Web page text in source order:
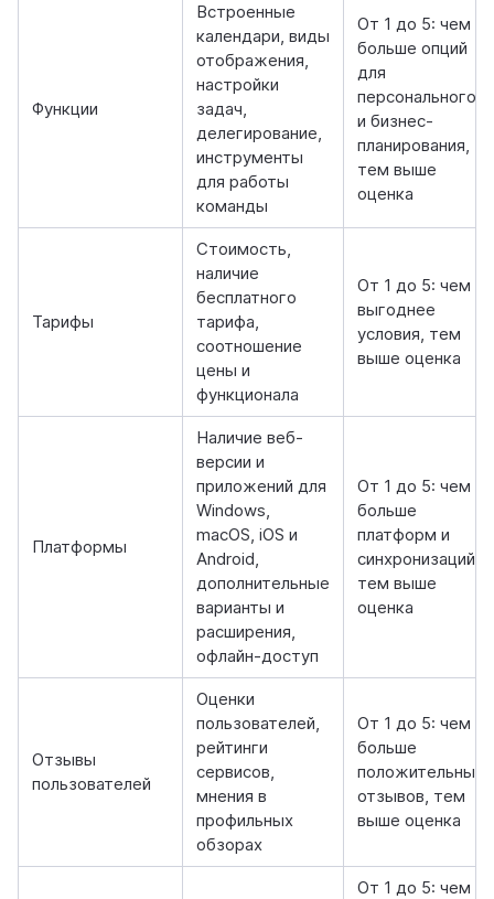
Функции
Встроенные
календари, виды
отображения,
настройки
задач,
делегирование,
инструменты
для работы
команды
От 1 до 5: чем
больше опций
для
персонального
и бизнес-
планирования,
тем выше
оценка
Тарифы
Стоимость,
наличие
бесплатного
тарифа,
соотношение
цены и
функционала
От 1 до 5: чем
выгоднее
условия, тем
выше оценка
Платформы
Наличие веб-
версии и
приложений для
Windows,
macOS, iOS и
Android,
дополнительные
варианты и
расширения,
офлайн-доступ
От 1 до 5: чем
больше
платформ и
синхронизаций,
тем выше
оценка
Отзывы
пользователей
Оценки
пользователей,
рейтинги
сервисов,
мнения в
профильных
обзорах
От 1 до 5: чем
больше
положительных
отзывов, тем
выше оценка
От 1 до 5: чем